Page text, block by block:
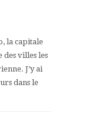
la capitale
des villes les
J’y ai
dans le